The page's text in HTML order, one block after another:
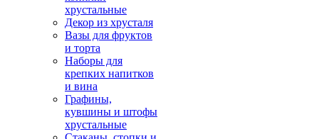
хрустальные
Декор из хрусталя
Вазы для фруктов
и торта
Наборы для
крепких напитков
и вина
Графины,
кувшины и штофы
хрустальные